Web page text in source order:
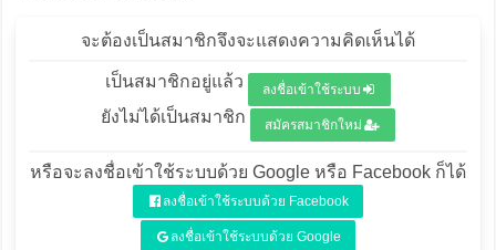
จะต้องเป็นสมาชิกจึงจะแสดงความคิดเห็นได้
เป็นสมาชิกอยู่แล้ว ลงชื่อเข้าใช้ระบบ
ยังไม่ได้เป็นสมาชิก สมัครสมาชิกใหม่
หรือจะลงชื่อเข้าใช้ระบบด้วย Google หรือ Facebook ก็ได้
ลงชื่อเข้าใช้ระบบด้วย Facebook
ลงชื่อเข้าใช้ระบบด้วย Google